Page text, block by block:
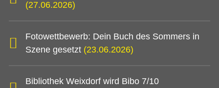
(27.06.2026)
Fotowettbewerb: Dein Buch des Sommers in
Szene gesetzt (23.06.2026)
Bibliothek Weixdorf wird Bibo 7/10